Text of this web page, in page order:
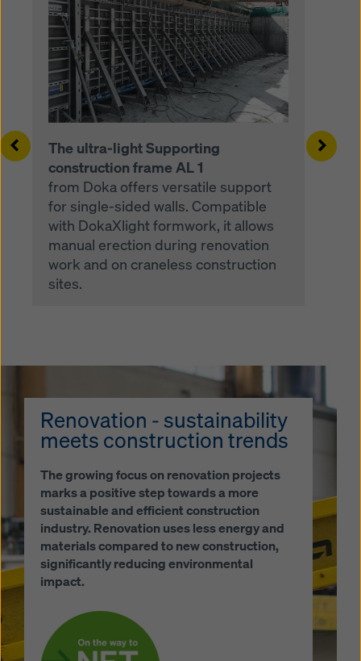
The ultra-light Supporting
construction frame AL 1
from Doka offers versatile support
for single-sided walls. Compatible
with DokaXlight formwork, it allows
manual erection during renovation
work and on craneless construction
sites.
Left Right
Renovation - sustainability
meets construction trends
The growing focus on renovation projects
marks a positive step towards a more
sustainable and efficient construction
industry. Renovation uses less energy and
materials compared to new construction,
significantly reducing environmental
impact.